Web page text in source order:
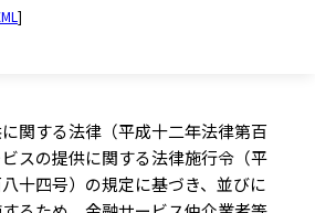
]
関する法律（平成十二年法律第百
スの提供に関する法律施行令（平
十四号）の規定に基づき、並びに